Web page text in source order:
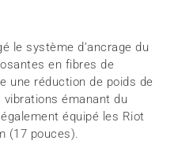
le système d’ancrage du
en fibres de
une réduction de poids de
émanant du
équipé les Riot
(17 pouces).